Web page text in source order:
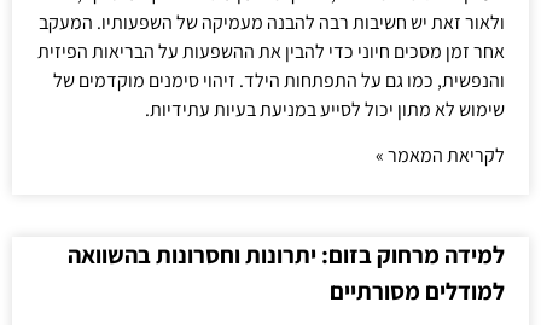
ולאור זאת יש חשיבות רבה להבנה מעמיקה של השפעותיו. המעקב
אחר זמן מסכים חיוני כדי להבין את ההשפעות על הבריאות הפיזית
והנפשית, כמו גם על התפתחות הילד. זיהוי סימנים מוקדמים של
שימוש לא מתון יכול לסייע במניעת בעיות עתידיות.
לקריאת המאמר »
למידה מרחוק בזום: יתרונות וחסרונות בהשוואה
למודלים מסורתיים